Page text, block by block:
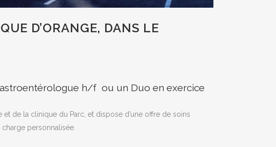
D’ORANGE, DANS LE
h/f ou un Duo en exercice
de la clinique du Parc, et dispose d’une offre de soins
personnalisée.